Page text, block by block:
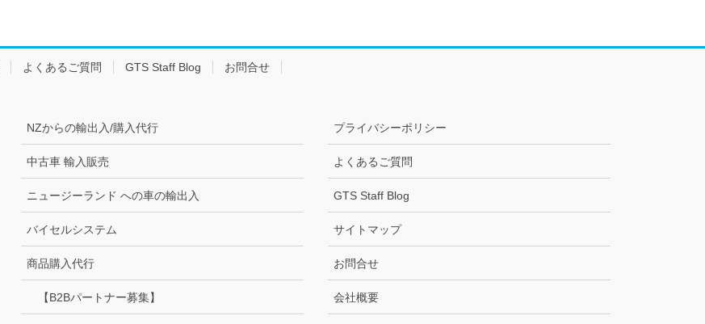
よくあるご質問 GTS Staff Blog お問合せ
NZからの輸出入/購入代行
中古車 輸入販売
ニュージーランド への車の輸出入
バイセルシステム
商品購入代行
【B2Bパートナー募集】
プライバシーポリシー
よくあるご質問
GTS Staff Blog
サイトマップ
お問合せ
会社概要